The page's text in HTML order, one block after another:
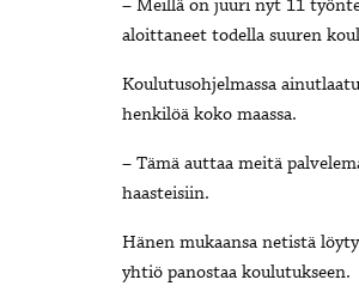
– Meillä on juuri nyt 11
aloittaneet todella suuren
Koulutusohjelmassa
henkilöä koko maassa.
– Tämä auttaa meitä
haasteisiin.
Hänen mukaansa netistä
yhtiö panostaa koulutukseen.